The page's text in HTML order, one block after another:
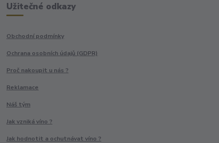
Užitečné odkazy
Obchodní podmínky
Ochrana osobních údajů (GDPR)
Proč nakoupit u nás ?
Reklamace
Náš tým
Jak vzniká víno ?
Jak hodnotit a ochutnávat víno ?